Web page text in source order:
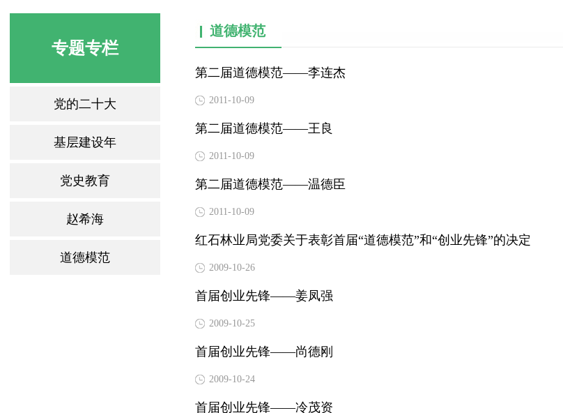
专题专栏
党的二十大
基层建设年
党史教育
赵希海
道德模范
道德模范
第二届道德模范——李连杰
2011-10-09
第二届道德模范——王良
2011-10-09
第二届道德模范——温德臣
2011-10-09
红石林业局党委关于表彰首届“道德模范”和“创业先锋”的决定
2009-10-26
首届创业先锋——姜凤强
2009-10-25
首届创业先锋——尚德刚
2009-10-24
首届创业先锋——冷茂资